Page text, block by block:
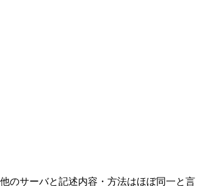
のサーバと記述内容・方法はほぼ同一と言